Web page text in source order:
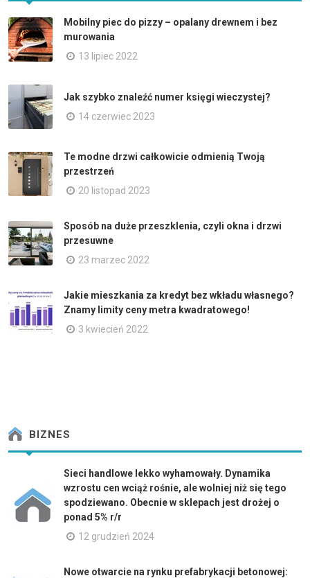
Mobilny piec do pizzy – opalany drewnem i bez
murowania
13 lipiec 2022
Jak szybko znaleźć numer księgi wieczystej?
14 czerwiec 2023
Te modne drzwi całkowicie odmienią Twoją
przestrzeń
20 listopad 2023
Sposób na duże przeszklenia, czyli okna i drzwi
przesuwne
23 marzec 2022
Jakie mieszkania za kredyt bez wkładu własnego?
Znamy limity ceny metra kwadratowego!
3 kwiecień 2022
BIZNES
Sieci handlowe lekko wyhamowały. Dynamika
wzrostu cen wciąż rośnie, ale wolniej niż się tego
spodziewano. Obecnie w sklepach jest drożej o
ponad 5% r/r
12 grudzień 2024
Nowe otwarcie na rynku prefabrykacji betonowej: